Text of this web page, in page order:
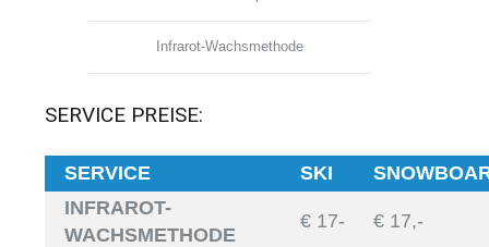
Infrarot-Wachsmethode
SERVICE PREISE:
SERVICE SKI
INFRAROT-
WACHSMETHODE
€ 17- € 17,-